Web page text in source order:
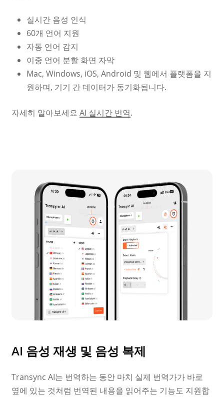
실시간 음성 인식
60개 언어 지원
자동 언어 감지
이중 언어 분할 화면 자막
Mac, Windows, iOS, Android 및 웹에서 플랫폼을 지
원하며, 기기 간 데이터가 동기화됩니다.
자세히 알아보세요 AI 실시간 번역.
AI 음성 재생 및 음성 복제
Transync AI는 번역하는 동안 마치 실제 번역가가 바로
옆에 있는 것처럼 번역된 내용을 읽어주는 기능도 지원합